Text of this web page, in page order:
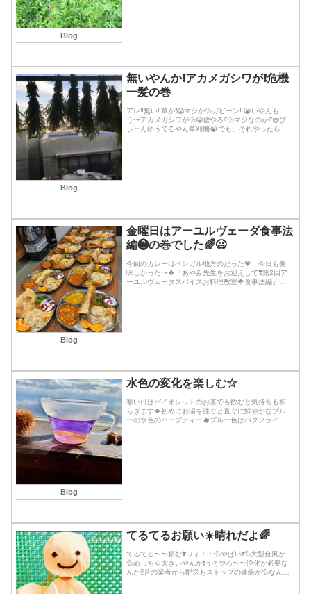
Blog
Blog
無いやんか❗️アカメガシワが❗️危機
一髪の巻
アレ‼️無い‼️草が❗️😱マジか💦ガビーン‼️😭いやんも
う〜アカメガシワが💦😂嘘やろ⁉️💦マジなのか⁉️😆び
ぃーんゆうてるやん草刈機😭でも、それやったら危
Blog
金曜日はアーユルヴェーダ食事法
編❷の巻でした🌈😃
今回のカレーはベンガル地方のだった💗 今日も美
味しかった〜🍀『あやみ先生をお迎えして❣️第2回ア
ーユルヴェーダスパイスお料理教室🌟食事法編』🌈
Blog
水色の変化を楽しむ☆
寒い日はバイオレットのお茶でも飲むと気持ちも和
らぎます🍀初めにお湯を注ぐと直ぐに鮮やかなブル
ーの水色のハーブティー🫖ブルー色はバタフライピ
てるてるお願い☀️晴れだよ🌈
てるてる〜〜頼む❣️ワォ！！💦やばい❗️💦大型台風が
💦めっちゃ大きいやんか❗️うそやろ〜〜浄化が必要な
んか⁈苔の業者から配送もストップの連絡が💦なんと